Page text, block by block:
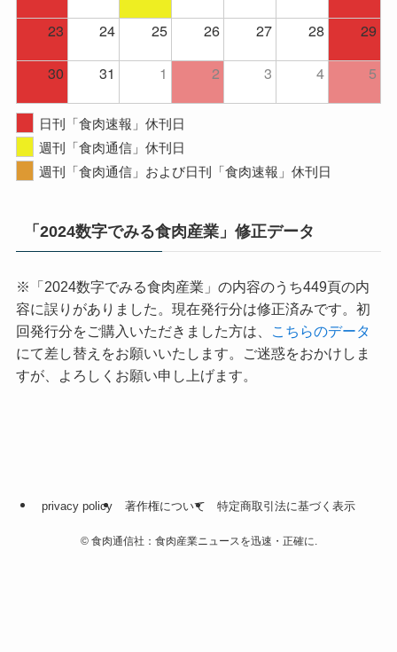
23
24 25 26 27 28
29
30
31 1 2 3 4 5
日刊「食肉速報」休刊日
週刊「食肉通信」休刊日
週刊「食肉通信」および日刊「食肉速報」休刊日
「2024数字でみる食肉産業」修正データ
※「2024数字でみる食肉産業」の内容のうち449頁の内
容に誤りがありました。現在発行分は修正済みです。初
回発行分をご購入いただきました方は、
こちらのデータ
にて差し替えをお願いいたします。ご迷惑をおかけしま
すが、よろしくお願い申し上げます。
privacy policy 著作権について 特定商取引法に基づく表示
©食肉通信社：食肉産業ニュースを迅速・正確に.